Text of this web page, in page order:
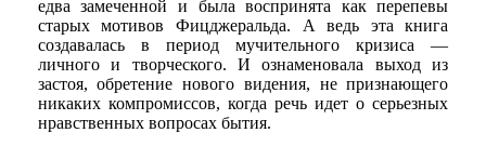
едва замеченной и была воспринята как перепевы
старых мотивов Фицджеральда. А ведь эта книга
создавалась в период мучительного кризиса —
личного и творческого. И ознаменовала выход из
застоя, обретение нового видения, не признающего
никаких компромиссов, когда речь идет о серьезных
нравственных вопросах бытия.